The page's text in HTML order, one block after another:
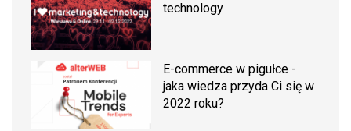
technology
E-commerce w pigułce -
jaka wiedza przyda Ci się w
2022 roku?